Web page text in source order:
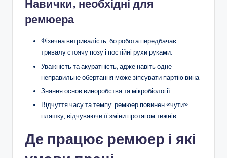
Навички, необхідні для
ремюера
Фізична витривалість, бо робота передбачає
тривалу стоячу позу і постійні рухи руками.
Уважність та акуратність, адже навіть одне
неправильне обертання може зіпсувати партію вина.
Знання основ виноробства та мікробіології.
Відчуття часу та темпу: ремюер повинен «чути»
пляшку, відчуваючи її зміни протягом тижнів.
Де працює ремюер і які